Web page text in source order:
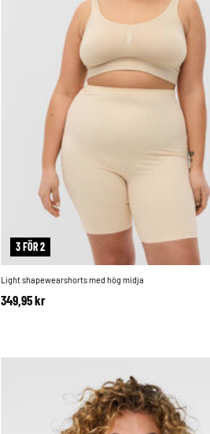
3 FÖR 2
Light shapewearshorts med hög midja
349,95 kr